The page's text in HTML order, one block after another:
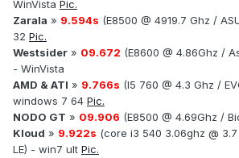
WinVista Pic.
Zarala » 9.594s (E8500 @ 4919.7 Ghz /
32 Pic.
Westsider » 09.672 (E8600 @ 4.86Ghz /
- WinVista
AMD & ATI » 9.766s (I5 760 @ 4.3 Ghz /
windows 7 64 Pic.
NODO GT » 09.906 (E8500 @ 4.69Ghz /
Kloud » 9.922s (core i3 540 3.06ghz @
LE) - win7 ult Pic.